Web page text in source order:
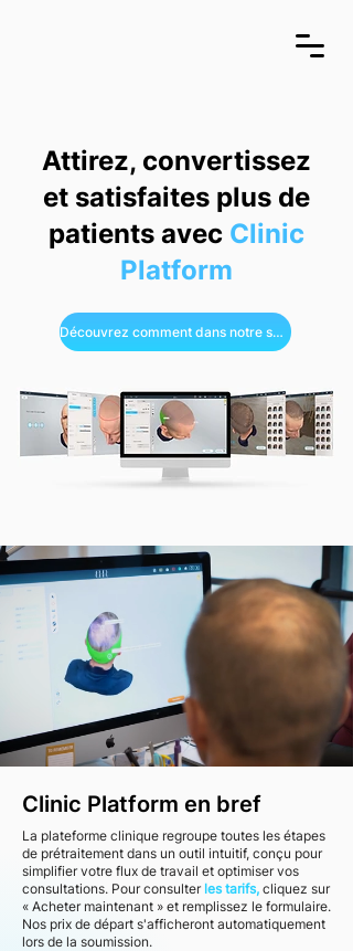
Attirez, convertissez
et satisfaites plus de
patients avec Clinic
Platform
Découvrez comment dans notre série de vidéos
Clinic Platform en bref
La plateforme clinique regroupe toutes les étapes
de prétraitement dans un outil intuitif, conçu pour
simplifier votre flux de travail et optimiser vos
consultations. Pour consulter les tarifs, cliquez sur
« Acheter maintenant » et remplissez le formulaire.
Nos prix de départ s'afficheront automatiquement
lors de la soumission.